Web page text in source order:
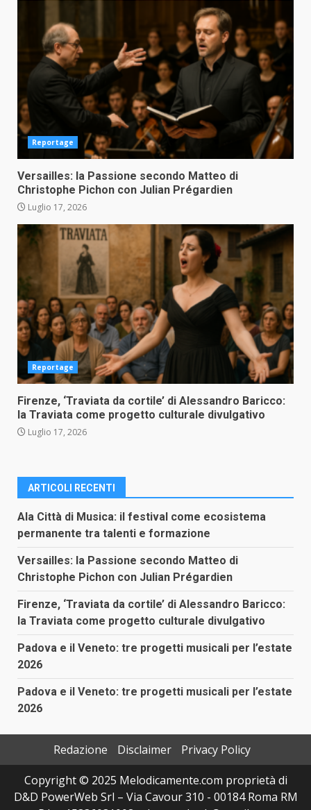
Reportage
Versailles: la Passione secondo Matteo di
Christophe Pichon con Julian Prégardien
Luglio 17, 2026
Reportage
Firenze, ‘Traviata da cortile’ di Alessandro Baricco:
la Traviata come progetto culturale divulgativo
Luglio 17, 2026
ARTICOLI RECENTI
Ala Città di Musica: il festival come ecosistema
permanente tra talenti e formazione
Versailles: la Passione secondo Matteo di
Christophe Pichon con Julian Prégardien
Firenze, ‘Traviata da cortile’ di Alessandro Baricco:
la Traviata come progetto culturale divulgativo
Padova e il Veneto: tre progetti musicali per l’estate
2026
Padova e il Veneto: tre progetti musicali per l’estate
2026
Redazione Disclaimer
Privacy Policy
Copyright © 2025 Melodicamente.com proprietà di
D&D PowerWeb Srl – Via Cavour 310 - 00184 Roma RM